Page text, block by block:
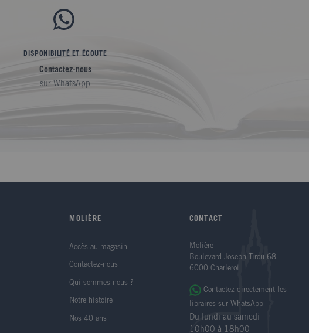
DISPONIBILITÉ ET ÉCOUTE
Contactez-nous
sur WhatsApp
MOLIÈRE
Accès au magasin
Contactez-nous
Qui sommes-nous ?
Notre histoire
Nos 40 ans
CONTACT
Molière
Boulevard Joseph Tirou 68
6000 Charleroi
Contactez directement les
libraires sur WhatsApp
Du lundi au samedi
10h00 à 18h00